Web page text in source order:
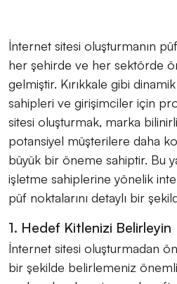
İnternet sitesi oluşturmanın
her şehirde ve her sektörde
gelmiştir. Kırıkkale gibi
sahipleri ve girişimciler için
sitesi oluşturmak, marka
potansiyel müşterilere daha
büyük bir öneme sahiptir. Bu
işletme sahiplerine yönelik
püf noktalarını detaylı bir
1. Hedef Kitlenizi Belirleyin
İnternet sitesi oluşturmadan
bir şekilde belirlemeniz